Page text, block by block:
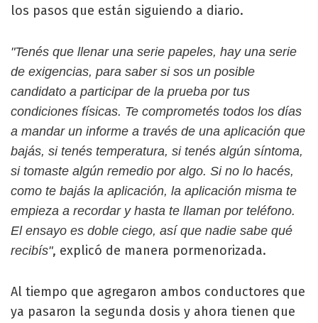
los pasos que están siguiendo a diario.
"Tenés que llenar una serie papeles, hay una serie
de exigencias, para saber si sos un posible
candidato a participar de la prueba por tus
condiciones físicas. Te comprometés todos los días
a mandar un informe a través de una aplicación que
bajás, si tenés temperatura, si tenés algún síntoma,
si tomaste algún remedio por algo. Si no lo hacés,
como te bajás la aplicación, la aplicación misma te
empieza a recordar y hasta te llaman por teléfono.
El ensayo es doble ciego, así que nadie sabe qué
recibís", explicó de manera pormenorizada.
Al tiempo que agregaron ambos conductores que
ya pasaron la segunda dosis y ahora tienen que